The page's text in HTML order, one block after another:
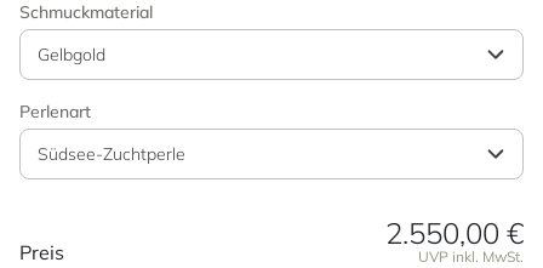
Schmuckmaterial
Gelbgold
Perlenart
Südsee-Zuchtperle
Preisinformationen
Preis
2.550,00 €
UVP inkl. MwSt.